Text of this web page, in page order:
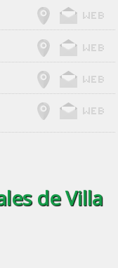
de Villa